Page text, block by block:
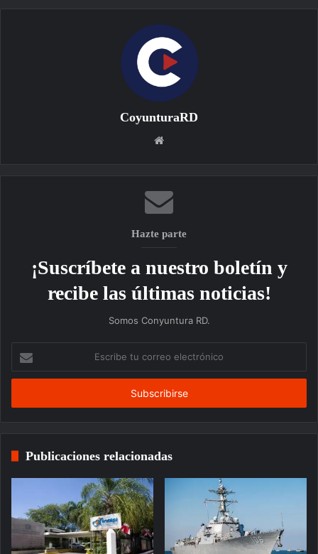
CoyunturaRD
Sitio
Hazte parte
¡Suscríbete a nuestro boletín y
recibe las últimas noticias!
Somos Conyuntura RD.
correo
Publicaciones relacionadas